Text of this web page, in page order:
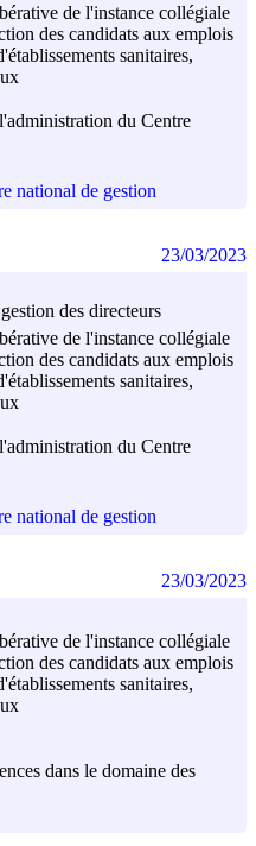
de l'instance collégiale
des candidats aux emplois
sanitaires,
du Centre
national de gestion
des directeurs
de l'instance collégiale
des candidats aux emplois
sanitaires,
du Centre
national de gestion
23/03/2023
de l'instance collégiale
des candidats aux emplois
sanitaires,
dans le domaine des
23/03/2023